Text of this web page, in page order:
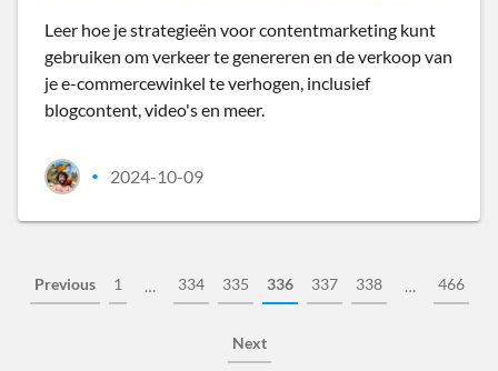
Leer hoe je strategieën voor contentmarketing kunt
gebruiken om verkeer te genereren en de verkoop van
je e-commercewinkel te verhogen, inclusief
blogcontent, video's en meer.
• 2024-10-09
Previous 1 … 334 335 336 337 338 … 466
Next